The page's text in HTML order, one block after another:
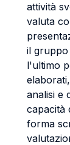
attività
valuta
il gruppo
l'ultimo
analisi e
capacità
forma